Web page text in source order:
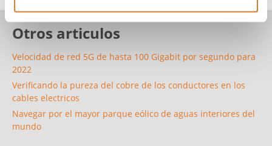
Otros articulos
Velocidad de red 5G de hasta 100 Gigabit por segundo para
2022
Verificando la pureza del cobre de los conductores en los
cables electricos
Navegar por el mayor parque eólico de aguas interiores del
mundo